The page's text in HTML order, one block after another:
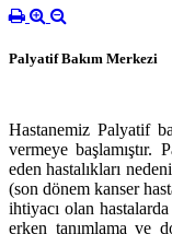
Palyatif Bakım Merkezi
Hastanemiz Palyatif
vermeye başlamıştır.
eden hastalıkları
(son dönem kanser
ihtiyacı olan
erken tanımlama ve